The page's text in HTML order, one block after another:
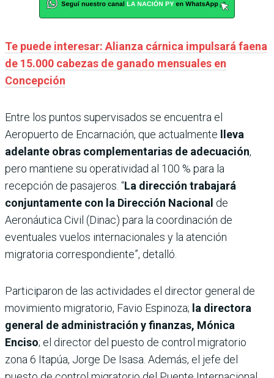
Te puede interesar: Alianza cárnica impulsará faena
de 15.000 cabezas de ganado mensuales en
Concepción
Entre los puntos supervisados se encuentra el
Aeropuerto de Encarnación, que actualmente lleva
adelante obras complementarias de adecuación,
pero mantiene su operatividad al 100 % para la
recepción de pasajeros. “La dirección trabajará
conjuntamente con la Dirección Nacional de
Aeronáutica Civil (Dinac) para la coordinación de
eventuales vuelos internacionales y la atención
migratoria correspondiente”, detalló.
Participaron de las actividades el director general de
movimiento migratorio, Favio Espinoza; la directora
general de administración y finanzas, Mónica
Enciso; el director del puesto de control migratorio
zona 6 Itapúa, Jorge De Isasa. Además, el jefe del